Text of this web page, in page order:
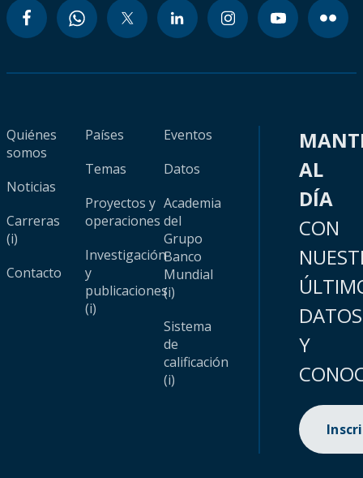
Quiénes
somos
Noticias
Carreras
(i)
Contacto
Países
Temas
Proyectos y
operaciones
Investigación
y
publicaciones
(i)
Eventos
Datos
Academia
del
Grupo
Banco
Mundial
(i)
Sistema
de
calificación
(i)
AL
DÍA
CON
DATOS
Y